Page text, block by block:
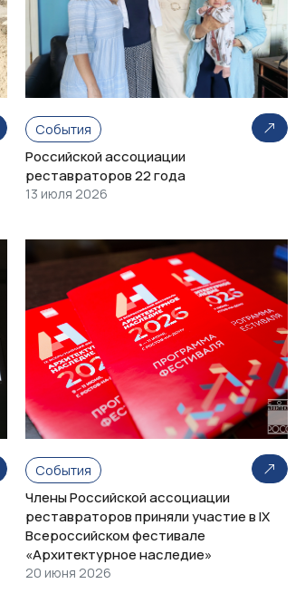
События
Российской ассоциации
реставраторов 22 года
13 июля 2026
События
Члены Российской ассоциации
реставраторов приняли участие в IX
Всероссийском фестивале
«Архитектурное наследие»
20 июня 2026